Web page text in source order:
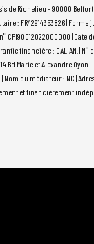
de Richelieu - 90000 Belfort |
: FR42914353826 | Forme
CPI90012022000000 |
financière : GALIAN. | N°
Bd Marie et Alexandre Oyon
du médiateur : NC |
et financièrement